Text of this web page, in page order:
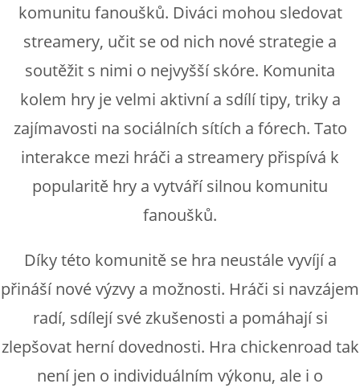
komunitu fanoušků. Diváci mohou sledovat
streamery, učit se od nich nové strategie a
soutěžit s nimi o nejvyšší skóre. Komunita
kolem hry je velmi aktivní a sdílí tipy, triky a
zajímavosti na sociálních sítích a fórech. Tato
interakce mezi hráči a streamery přispívá k
popularitě hry a vytváří silnou komunitu
fanoušků.
Díky této komunitě se hra neustále vyvíjí a
přináší nové výzvy a možnosti. Hráči si navzájem
radí, sdílejí své zkušenosti a pomáhají si
zlepšovat herní dovednosti. Hra chickenroad tak
není jen o individuálním výkonu, ale i o